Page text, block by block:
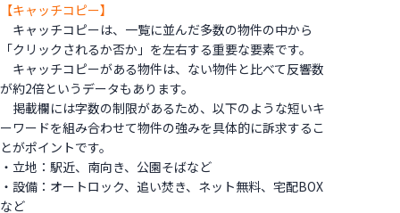
【キャッチコピー】
キャッチコピーは、一覧に並んだ多数の物件の中から
「クリックされるか否か」を左右する重要な要素です。
キャッチコピーがある物件は、ない物件と比べて反響数
が約2倍というデータもあります。
掲載欄には字数の制限があるため、以下のような短いキ
ーワードを組み合わせて物件の強みを具体的に訴求するこ
とがポイントです。
・立地：駅近、南向き、公園そばなど
・設備：オートロック、追い焚き、ネット無料、宅配BOX
など